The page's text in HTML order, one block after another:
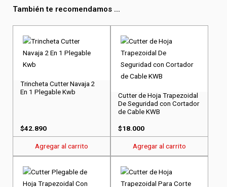
También te recomendamos ...
Trincheta Cutter Navaja 2
En 1 Plegable Kwb
$42.890
Agregar al carrito
Cutter de Hoja Trapezoidal
De Seguridad con Cortador
de Cable KWB
$18.000
Agregar al carrito